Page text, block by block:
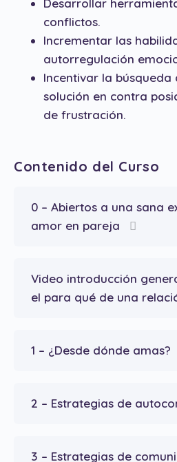
conflictos.
Incrementar las
autorregulación
Incentivar la
solución en contra
de frustración.
Contenido del Curso
0 – Abiertos a una sana
amor en pareja
Video introducción
el para qué de una
1 – ¿Desde dónde amas?
2 – Estrategias de
3 – Estrategias de